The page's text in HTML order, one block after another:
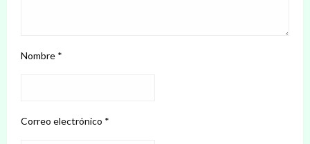
Nombre *
Correo electrónico *